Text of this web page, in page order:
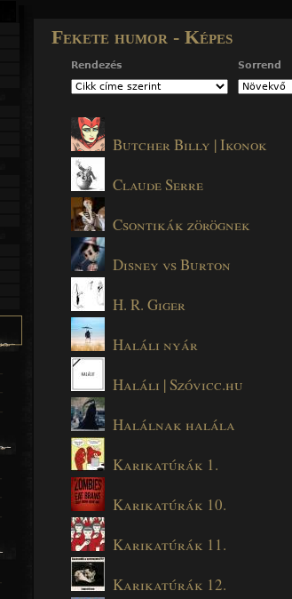
Fekete humor - Képes
Rendezés Sorrend
Butcher Billy | Ikonok
Claude Serre
Csontikák zörögnek
Disney vs Burton
H. R. Giger
Haláli nyár
Haláli | Szóvicc.hu
Halálnak halála
Karikatúrák 1.
Karikatúrák 10.
Karikatúrák 11.
Karikatúrák 12.